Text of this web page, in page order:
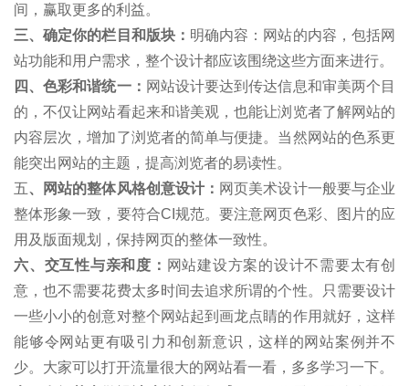
间，赢取更多的利益。
三、确定你的栏目和版块： 明确内容：网站的内容，包括网
站功能和用户需求，整个设计都应该围绕这些方面来进行。
四、色彩和谐统一： 网站设计要达到传达信息和审美两个目
的，不仅让网站看起来和谐美观，也能让浏览者了解网站的
内容层次，增加了浏览者的简单与便捷。当然网站的色系更
能突出网站的主题，提高浏览者的易读性。
五、网站的整体风格创意设计： 网页美术设计一般要与企业
整体形象一致，要符合CI规范。要注意网页色彩、图片的应
用及版面规划，保持网页的整体一致性。
六、交互性与亲和度： 网站建设方案的设计不需要太有创
意，也不需要花费太多时间去追求所谓的个性。只需要设计
一些小小的创意对整个网站起到画龙点睛的作用就好，这样
能够令网站更有吸引力和创新意识，这样的网站案例并不
少。大家可以打开流量很大的网站看一看，多多学习一下。